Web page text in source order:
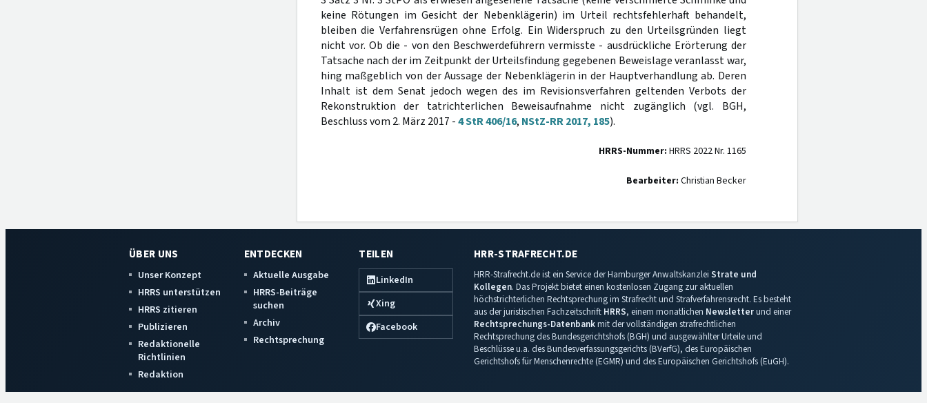
keine Rötungen im Gesicht der Nebenklägerin) im Urteil rechtsfehlerhaft behandelt,
bleiben die Verfahrensrügen ohne Erfolg. Ein Widerspruch zu den Urteilsgründen liegt
nicht vor. Ob die - von den Beschwerdeführern vermisste - ausdrückliche Erörterung der
Tatsache nach der im Zeitpunkt der Urteilsfindung gegebenen Beweislage veranlasst war,
hing maßgeblich von der Aussage der Nebenklägerin in der Hauptverhandlung ab. Deren
Inhalt ist dem Senat jedoch wegen des im Revisionsverfahren geltenden Verbots der
Rekonstruktion der tatrichterlichen Beweisaufnahme nicht zugänglich (vgl. BGH,
Beschluss vom 2. März 2017 -4 StR 406/16, NStZ-RR 2017, 185).
HRRS-Nummer: HRRS 2022 Nr. 1165
Bearbeiter: Christian Becker
ÜBER UNS
Unser Konzept
HRRS unterstützen
HRRS zitieren
Publizieren
Redaktionelle
Richtlinien
Redaktion
ENTDECKEN
Aktuelle Ausgabe
HRRS-Beiträge
suchen
Archiv
Rechtsprechung
TEILEN
LinkedIn
Xing
Facebook
HRR-STRAFRECHT.DE
HRR-Strafrecht.de ist ein Service der Hamburger Anwaltskanzlei Strate und
Kollegen. Das Projekt bietet einen kostenlosen Zugang zur aktuellen
höchstrichterlichen Rechtsprechung im Strafrecht und Strafverfahrensrecht. Es besteht
aus der juristischen Fachzeitschrift HRRS, einem monatlichen Newsletterund einer
Rechtsprechungs-Datenbankmit der vollständigen strafrechtlichen
Rechtsprechung des Bundesgerichtshofs (BGH) und ausgewählter Urteile und
Beschlüsse u.a. des Bundesverfassungsgerichts (BVerfG), des Europäischen
Gerichtshofs für Menschenrechte (EGMR) und des Europäischen Gerichtshofs (EuGH).